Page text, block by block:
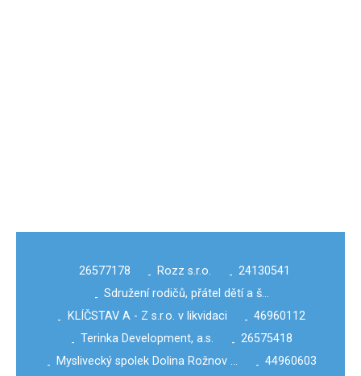
26577178 - Rozz s.r.o. - 24130541
- Sdružení rodičů, přátel dětí a š…
-
KLÍČSTAV A - Z s.r.o. v likvidaci - 46960112
- Terinka Development, a.s. - 26575418
- Myslivecký spolek Dolina Rožnov … - 44960603